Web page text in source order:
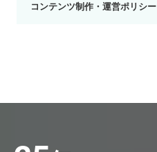
コンテンツ制作・運営ポリシー